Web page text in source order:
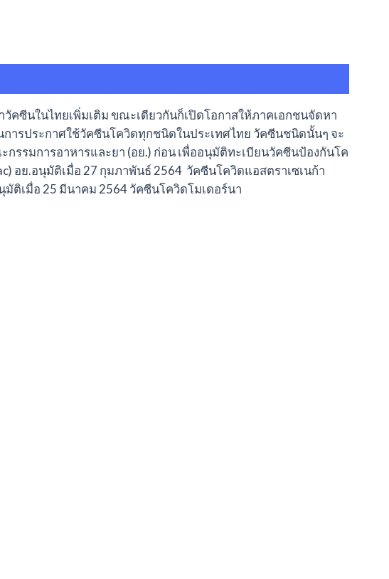
คซีนในไทยเพิ่มเติม ขณะเดียวกันก็เปิดโอกาสให้ภาคเอกชนจัดหา
ารประกาศใช้วัคซีนโควิดทุกชนิดในประเทศไทย วัคซีนชนิดนั้นๆ จะ
รมการอาหารและยา (อย.) ก่อน เพื่ออนุมัติทะเบียนวัคซีนป้องกันโค
อย.อนุมัติเมื่อ 27 กุมภาพันธ์ 2564 วัคซีนโควิดแอสตราเซเนก้า
ติเมื่อ 25 มีนาคม 2564 วัคซีนโควิดโมเดอร์นา